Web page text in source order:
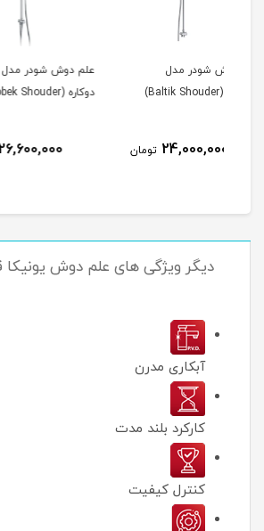
علم دوش شودر مدل لوبک
دوکاره (Lobek Shouder)
26,600,000
علم دوش
(Barania Shouder)
دیگر ویژگی های علم دوش یونیکا
آبکاری مدرن
کارکرد بلند مدت
كنترل كيفيت